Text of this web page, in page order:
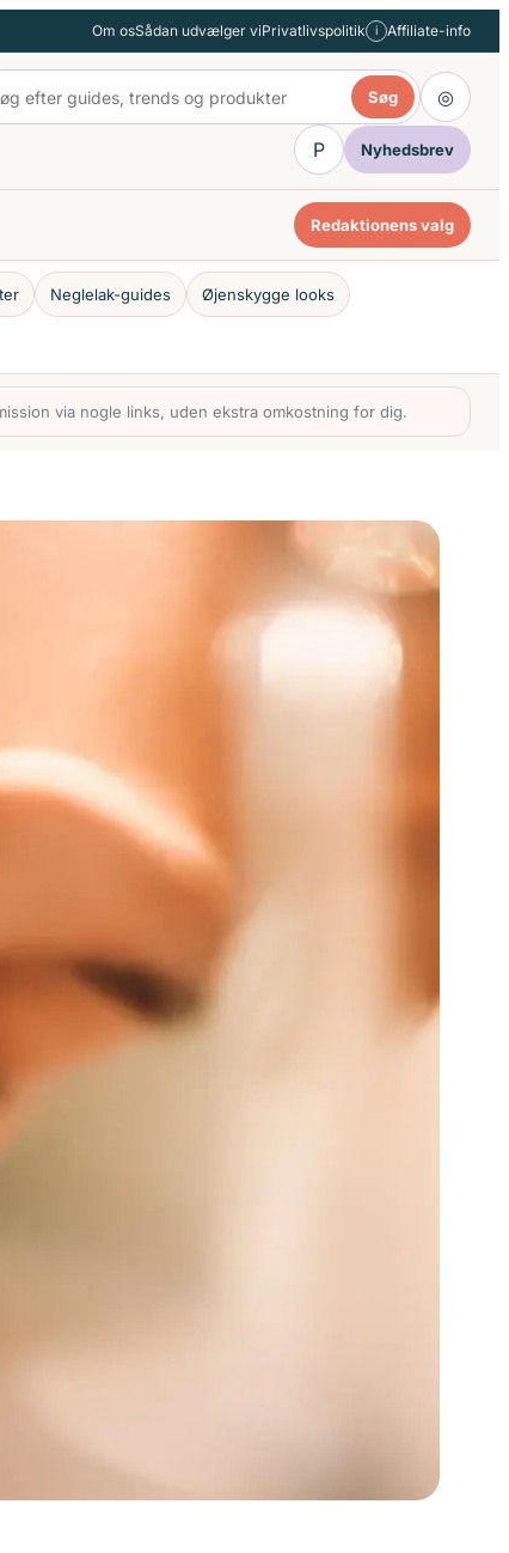
Om osSådan udvælger viPrivatlivspolitik i Affiliate-info
Søg ◎
P Nyhedsbrev
Redaktionens valg
Neglelak-guides Øjenskygge looks
via nogle links, uden ekstra omkostning for dig.